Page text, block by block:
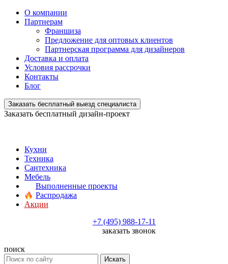
О компании
Партнерам
Франшиза
Предложение для оптовых клиентов
Партнерская программа для дизайнеров
Доставка и оплата
Условия рассрочки
Контакты
Блог
Заказать бесплатный выезд специалиста
Заказать бесплатный дизайн-проект
Кухни
Техника
Сантехника
Мебель
Выполненные проекты
Распродажа
Акции
+7 (495) 988-17-11
заказать звонок
поиск
Искать